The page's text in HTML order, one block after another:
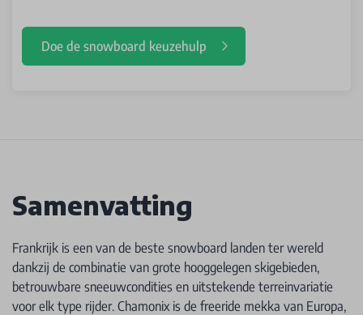
Doe de snowboard keuzehulp
Samenvatting
Frankrijk is een van de beste snowboard landen ter wereld
dankzij de combinatie van grote hooggelegen skigebieden,
betrouwbare sneeuwcondities en uitstekende terreinvariatie
voor elk type rijder. Chamonix is de freeride mekka van Europa,